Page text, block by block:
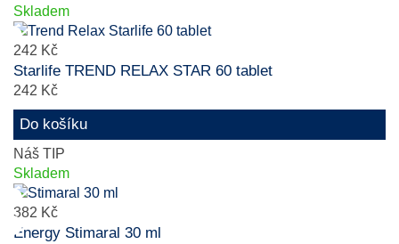
Skladem
242 Kč
Starlife TREND RELAX STAR 60 tablet
242 Kč
Do košíku
Náš TIP
Skladem
382 Kč
Energy Stimaral 30 ml